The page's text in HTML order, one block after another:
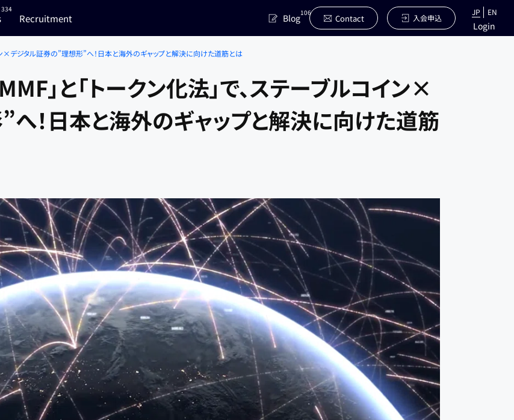
334
Recruitment Blog106
Contact 入会申込
EN
JP
Login
ン×デジタル証券の”理想形”へ！日本と海外のギャップと解決に向けた道筋とは
」と「トークン化法」で、ステーブルコイン×
！日本と海外のギャップと解決に向けた道筋